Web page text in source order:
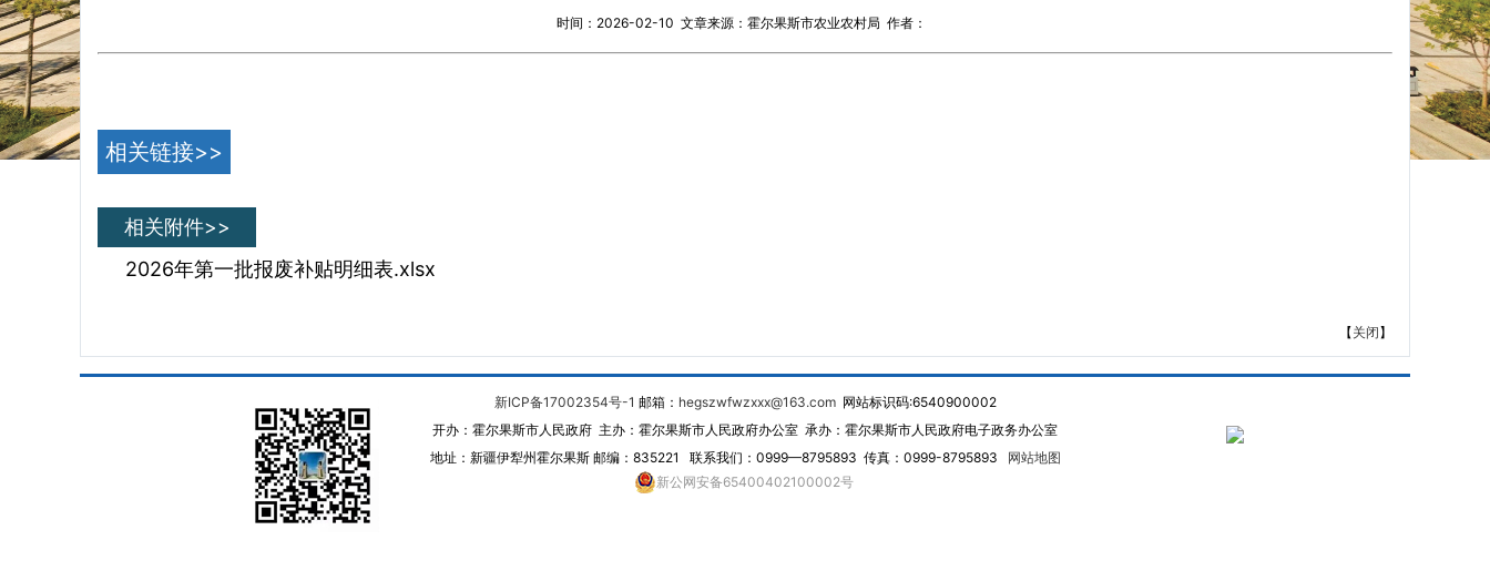
时间： 2026-02-10 文章来源：霍尔果斯市农业农村局 作者：
相关链接>>
相关附件>>
2026年第一批报废补贴明细表.xlsx
【关闭】
新ICP备17002354号-1 邮箱： hegszwfwzxxx@163.com网站标识码:6540900002
开办：霍尔果斯市人民政府 主办：霍尔果斯市人民政府办公室 承办：霍尔果斯市人民政府电子政务办公室
地址：新疆伊犁州霍尔果斯 邮编：835221 联系我们：0999—8795893 传真：0999-8795893 网站地图
新公网安备65400402100002号